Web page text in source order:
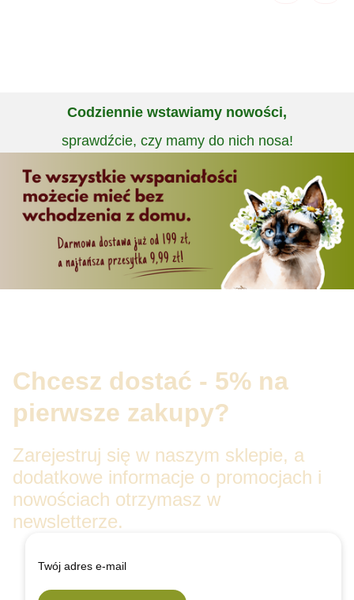
Codziennie wstawiamy nowości,
sprawdźcie, czy mamy do nich nosa!
Chcesz dostać - 5% na
pierwsze zakupy?
Zarejestruj się w naszym sklepie, a
dodatkowe informacje o promocjach i
nowościach otrzymasz w
newsletterze.
Twój adres e-mail